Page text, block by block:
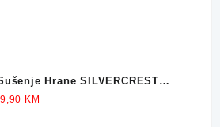
Hrane SILVERCREST
KM